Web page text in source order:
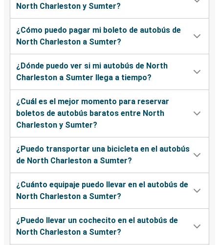
North Charleston y Sumter?
¿Cómo puedo pagar mi boleto de autobús de
North Charleston a Sumter?
¿Dónde puedo ver si mi autobús de North
Charleston a Sumter llega a tiempo?
¿Cuál es el mejor momento para reservar
boletos de autobús baratos entre North
Charleston y Sumter?
¿Puedo transportar una bicicleta en el autobús
de North Charleston a Sumter?
¿Cuánto equipaje puedo llevar en el autobús de
North Charleston a Sumter?
¿Puedo llevar un cochecito en el autobús de
North Charleston a Sumter?